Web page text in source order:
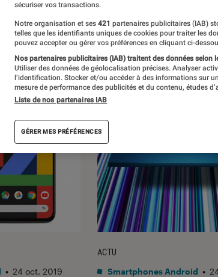
• 24 oct. 2019
ACTU
Smartphones Android •
sécuriser vos transactions.
Notre organisation et ses 421 partenaires publicitaires (IAB)
telles que les identifiants uniques de cookies pour traiter les
pouvez accepter ou gérer vos préférences en cliquant ci-
Nos partenaires publicitaires (IAB) traitent des données selon
Utiliser des données de géolocalisation précises. Analyser
l’identification. Stocker et/ou accéder à des informations sur
mesure de performance des publicités et du contenu, études
Liste de nos partenaires IAB
GÉRER MES PRÉFÉRENCES